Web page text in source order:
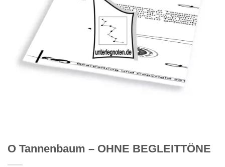
O Tannenbaum – OHNE BEGLEITTÖNE